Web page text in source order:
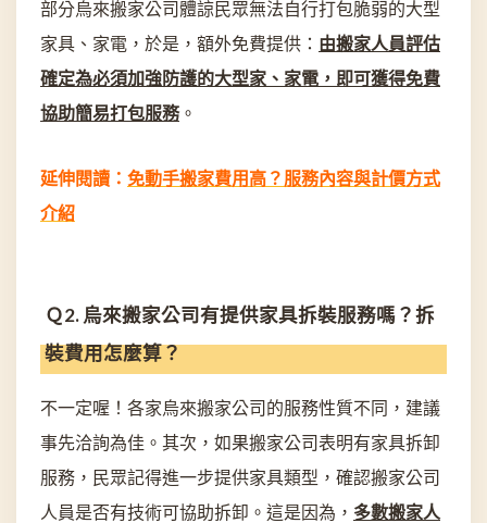
部分烏來搬家公司體諒民眾無法自行打包脆弱的大型
家具、家電，於是，額外免費提供： 由搬家人員評估
確定為必須加強防護的大型家、家電，即可獲得免費
協助簡易打包服務。
延伸閱讀： 免動手搬家費用高？服務內容與計價方式
介紹
Ｑ2. 烏來搬家公司有提供家具拆裝服務嗎？拆
裝費用怎麼算？
不一定喔！各家烏來搬家公司的服務性質不同，建議
事先洽詢為佳。其次，如果搬家公司表明有家具拆卸
服務，民眾記得進一步提供家具類型，確認搬家公司
人員是否有技術可協助拆卸。這是因為， 多數搬家人